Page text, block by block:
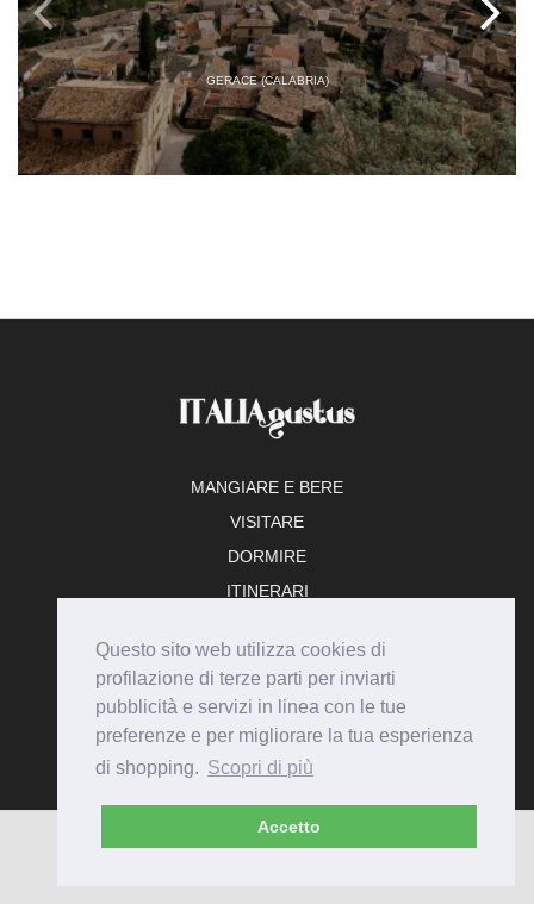
Questo sito web utilizza cookies di
profilazione di terze parti per inviarti
pubblicità e servizi in linea con le tue
preferenze e per migliorare la tua esperienza
di shopping. Scopri di più
Accetto
GERACE (CALABRIA)
MANGIARE E BERE
VISITARE
DORMIRE
ITINERARI
ADERISCI
© Italiagustus 2026 - Tutti i diritti riservati.